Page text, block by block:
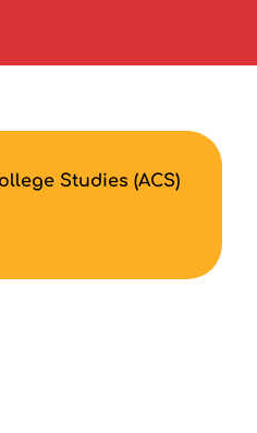
Studies (ACS)